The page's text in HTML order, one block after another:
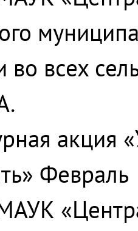
всех
Февраль